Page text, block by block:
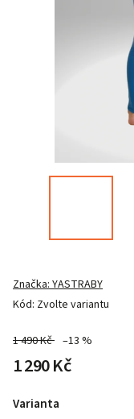
Kód: Zvolte variantu
Značka:YASTRABY
1 490 Kč –13 %
1 290 Kč
Varianta